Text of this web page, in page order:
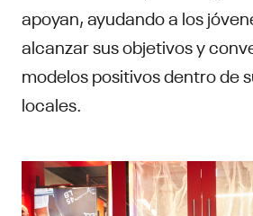
apoyan, ayudando a los
alcanzar sus objetivos y
modelos positivos dentro de
locales.